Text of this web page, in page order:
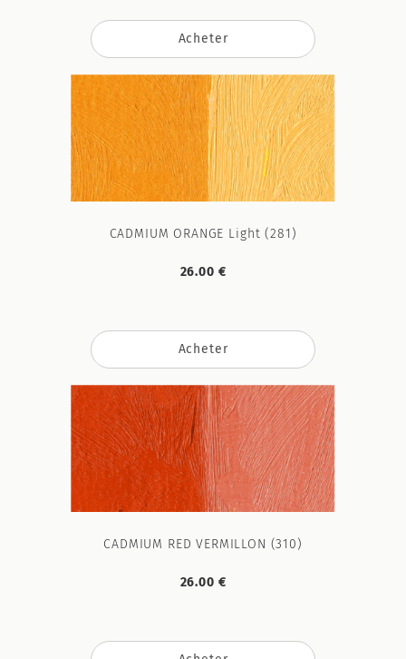
Acheter
CADMIUM ORANGE Light (281)
26.00 €
Acheter
CADMIUM RED VERMILLON (310)
26.00 €